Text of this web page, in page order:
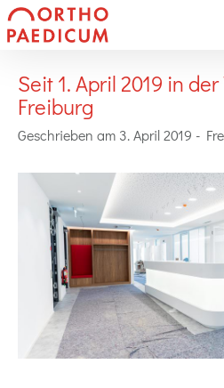
Seit 1. April 2019 in
Freiburg
Geschrieben am 3. April 2019 -